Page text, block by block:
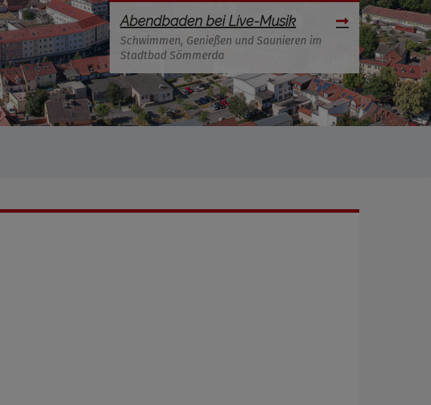
Abendbaden bei Live-Musik
Schwimmen, Genießen und Saunieren im
Stadtbad Sömmerda